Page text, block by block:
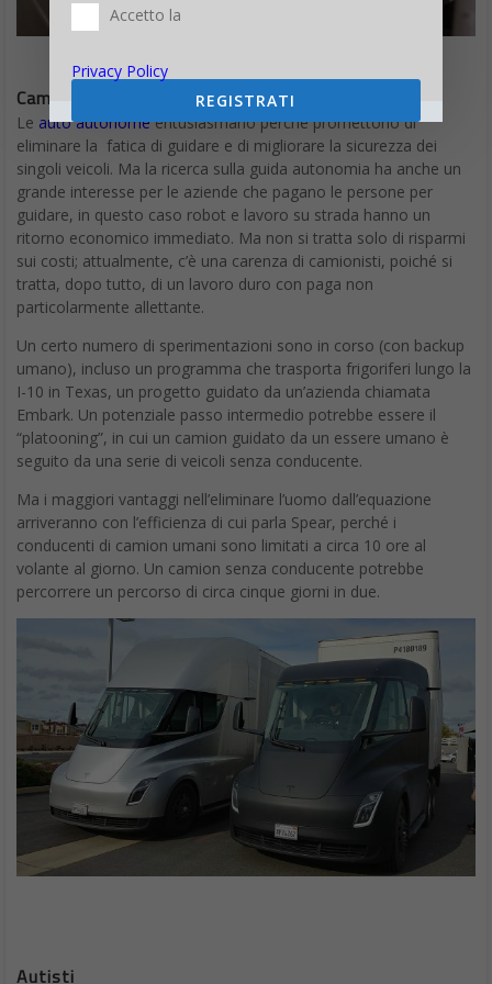
Autisti
Uber, Lyft e altri hanno innovato il business dei taxi. Il loro
tra le più interessate a lasciare che i robot prendano il volante.
Una recente collisione fatale tra un veicolo autonomo Uber e un
pedone ha segnato sicuramente una battuta d’arresto, ma
dietro a questo sforzo c’è un’enorme quantità di denaro e
talento. Oltre a Uber e Lyft, Waymo (supportato da Google),
Cruise (supportata da GM), Intel e altri sono tra coloro che sono
profondamente coinvolti dell’utilità del portare l’essere umano
lontano dalla guida.
Waymosembra essere in testa nell’avvicinarsi a portare sul
mercato un prodotto reale. L’azienda sta reclutando passeggeri
in un certo numero di sobborghi di Phoenix per unirsi al suo
programma pilota.
Addetto alle consegne
Se i servizi di auto con guida automatica potranno disporre di
auto robotiche per trasportare le persone in giro per la città,
sicuramente non si stanno, ancora, focalizzando sul fare
consegne a domicilio. D’altronde, l’utilizzo di un veicolo da 1.000
kg. per consegnare un articolo da tre sterline non ha molto
Accetto la
Privacy Policy
REGISTRATI